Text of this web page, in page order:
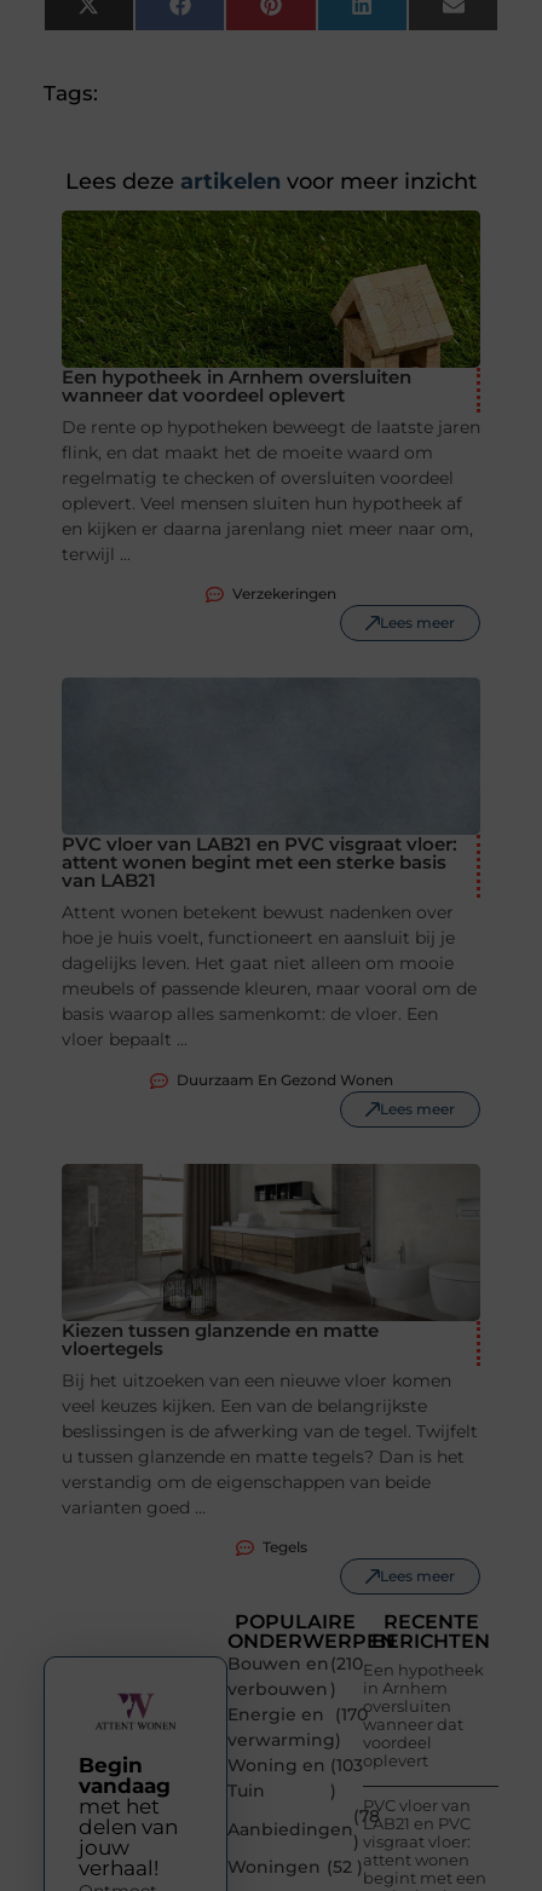
X
(Twitter)
FacebookPinterestLinkedInEmail
Tags:
Lees deze artikelen voor meer inzicht
Een hypotheek in Arnhem oversluiten
wanneer dat voordeel oplevert
De rente op hypotheken beweegt de laatste jaren
flink, en dat maakt het de moeite waard om
regelmatig te checken of oversluiten voordeel
oplevert. Veel mensen sluiten hun hypotheek af
en kijken er daarna jarenlang niet meer naar om,
terwijl ...
Verzekeringen
Lees meer
PVC vloer van LAB21 en PVC visgraat vloer:
attent wonen begint met een sterke basis
van LAB21
Attent wonen betekent bewust nadenken over
hoe je huis voelt, functioneert en aansluit bij je
dagelijks leven. Het gaat niet alleen om mooie
meubels of passende kleuren, maar vooral om de
basis waarop alles samenkomt: de vloer. Een
vloer bepaalt ...
Duurzaam En Gezond Wonen
Lees meer
Kiezen tussen glanzende en matte
vloertegels
Bij het uitzoeken van een nieuwe vloer komen
veel keuzes kijken. Een van de belangrijkste
beslissingen is de afwerking van de tegel. Twijfelt
u tussen glanzende en matte tegels? Dan is het
verstandig om de eigenschappen van beide
varianten goed ...
Tegels
Lees meer
POPULAIRE
ONDERWERPEN
Bouwen en
verbouwen
(210
)
Energie en
verwarming
(170
)
Woning en
Tuin
(103
)
Aanbiedingen
(78
)
Woningen (52 )
RECENTE
BERICHTEN
Een hypotheek
in Arnhem
oversluiten
wanneer dat
voordeel
oplevert
PVC vloer van
LAB21 en PVC
visgraat vloer:
attent wonen
begint met een
Begin
vandaag
met het
delen van
jouw
verhaal!